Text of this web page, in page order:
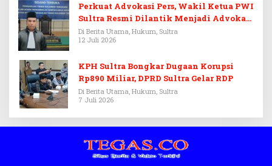
Perkuat Advokasi Pers, Wakil Ketua PWI
Sultra Resmi Dilantik Menjadi Advokat
PERADI
Di Berita Utama, Hukum, Sultra
12 Juli 2026
KPH Sultra Bongkar Dugaan Korupsi
Rp890 Miliar, DPRD Sultra Gelar RDP
Di Berita Utama, Hukum, Sultra
7 Juli 2026